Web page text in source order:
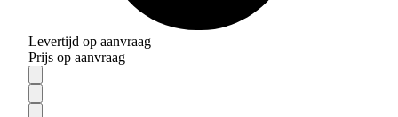
Levertijd op aanvraag
Prijs op aanvraag